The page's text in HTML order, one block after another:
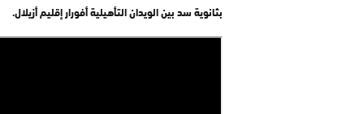
بثانوية سد بين الويدان التأهيلية أفورار إقليم أزيلال.